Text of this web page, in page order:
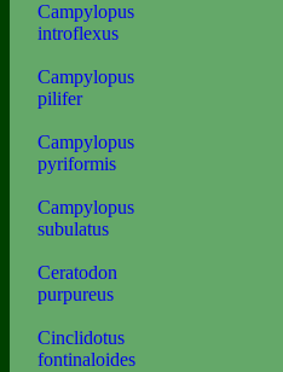
Campylopus
introflexus
Campylopus
pilifer
Campylopus
pyriformis
Campylopus
subulatus
Ceratodon
purpureus
Cinclidotus
fontinaloides